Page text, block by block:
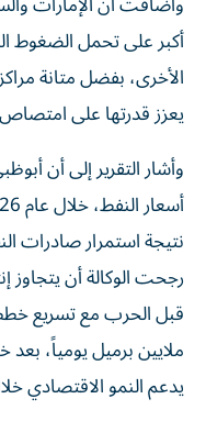
أكبر على تحمل الضغوط
الأخرى، بفضل متانة
يعزز قدرتها على
وأشار التقرير إلى أن
نتيجة استمرار صادرات
رجحت الوكالة أن يتجاوز
ملايين برميل يومياً،
يدعم النمو الاقتصادي